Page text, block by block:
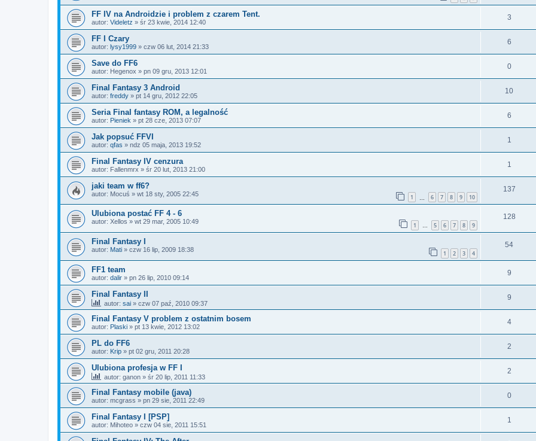
FF IV na Androidzie i problem z czarem Tent.
autor: Videletz » śr 23 kwie, 2014 12:40
3
FF I Czary
autor: lysy1999 » czw 06 lut, 2014 21:33
6
Save do FF6
autor: Hegenox » pn 09 gru, 2013 12:01
0
Final Fantasy 3 Android
autor: freddy » pt 14 gru, 2012 22:05
10
Seria Final fantasy ROM, a legalność
autor: Pieniek » pt 28 cze, 2013 07:07
6
Jak popsuć FFVI
autor: qfas » ndz 05 maja, 2013 19:52
1
Final Fantasy IV cenzura
autor: Fallenmrx » śr 20 lut, 2013 21:00
1
jaki team w ff6?
autor: Mocuś » wt 18 sty, 2005 22:45 1 6 7 8 9 10
137
Ulubiona postać FF 4 - 6
autor: Xellos » wt 29 mar, 2005 10:49 1 … 5 6 7 8 9
128
Final Fantasy I
autor: Mati » czw 16 lip, 2009 18:38 1 2 3 4
54
FF1 team
autor: dalir » pn 26 lip, 2010 09:14
9
Final Fantasy II
autor: sai » czw 07 paź, 2010 09:37
9
Final Fantasy V problem z ostatnim bosem
autor: Plaski » pt 13 kwie, 2012 13:02
4
PL do FF6
autor: Krip » pt 02 gru, 2011 20:28
2
Ulubiona profesja w FF I
autor: ganon » śr 20 lip, 2011 11:33
2
Final Fantasy mobile (java)
autor: mcgrass » pn 29 sie, 2011 22:49
0
Final Fantasy I [PSP]
autor: Mihoteo » czw 04 sie, 2011 15:51
1